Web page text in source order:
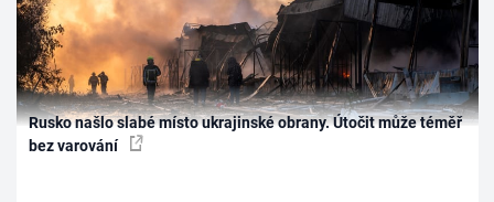
Rusko našlo slabé místo ukrajinské obrany. Útočit může téměř
bez varování